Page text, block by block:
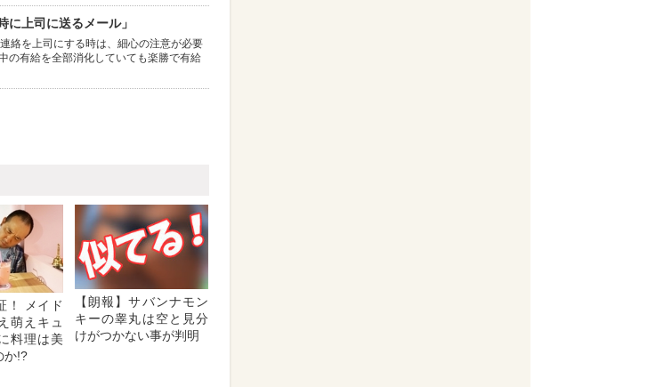
上司に送るメール」
絡を上司にする時は、細心の注意が必要
の有給を全部消化していても楽勝で有給
！ メイド
萌えキュ
料理は美
か!?
【朗報】サバンナモン
キーの睾丸は空と見分
けがつかない事が判明